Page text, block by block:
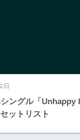
日
ングル「Unhappy
ットリスト